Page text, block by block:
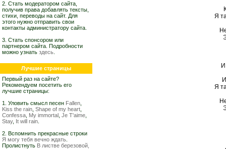
2. Стать модератором сайта,
получив права добавлять тексты,
стихи, переводы на сайт. Для
этого нужно отправить свои
контакты администратору сайта.
3. Стать спонсором или
партнером сайта. Подробности
можно узнать здесь
Лучшие страницы
Первый раз на сайте?
Рекомендуем посетить его
лучшие страницы:
1. Уловить смысл песен Fallen
Kiss the rain Shape of my heart
Confessa My immortal Je T'aime
Stay, It will rain
2. Вспомнить прекрасные строки
Я могу тебя вечно ждать
Пролистнуть В листве березовой,
Я
Я